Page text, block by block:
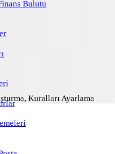
Bulutu
Kuralları Ayarlama